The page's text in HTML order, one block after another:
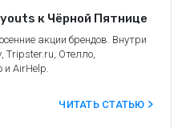
к Чёрной Пятнице
акции брендов. Внутри
Tripster.ru, Отелло,
и AirHelp.
ЧИТАТЬ СТАТЬЮ